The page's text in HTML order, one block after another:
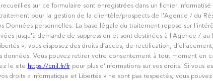
sur ce formulaire sont enregistrées dans un fichier
pour la gestion de la clientèle/prospects de l'Agence / du
Données personnelles. La base légale du traitement repose sur
jusqu'à demande de suppression et sont destinées à l'Agence /
», vous disposez des droits d’accès, de rectification,
données. Vous pouvez retirer votre consentement à tout moment en
le sitehttps://cnil.fr/frpour plus d’informations sur vos droits. Si vous
droits « Informatique et Libertés » ne sont pas respectés, vous